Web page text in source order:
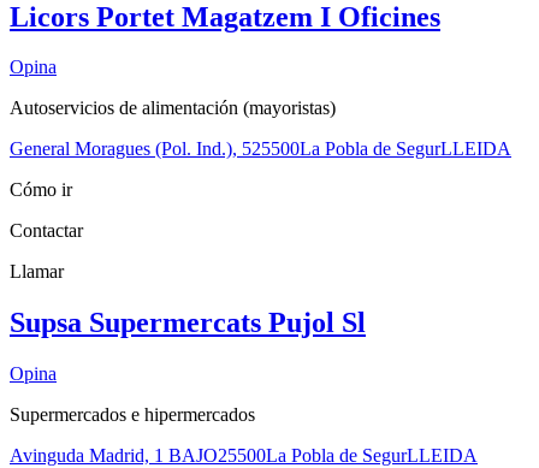
Licors Portet Magatzem I Oficines
Opina
Autoservicios de alimentación (mayoristas)
General Moragues (Pol. Ind.), 525500La Pobla de SegurLLEIDA
Cómo ir
Contactar
Llamar
Supsa Supermercats Pujol Sl
Opina
Supermercados e hipermercados
Avinguda Madrid, 1 BAJO25500La Pobla de SegurLLEIDA